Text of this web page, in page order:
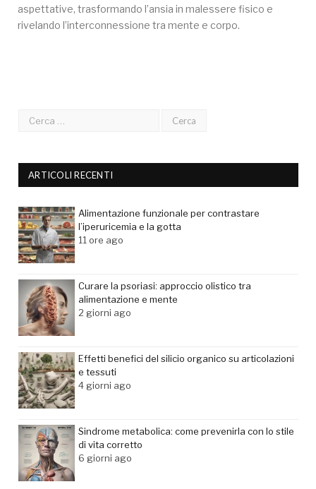
aspettative, trasformando l’ansia in malessere fisico e
rivelando l’interconnessione tra mente e corpo.
ARTICOLI RECENTI
Alimentazione funzionale per contrastare
l’iperuricemia e la gotta
11 ore ago
Curare la psoriasi: approccio olistico tra
alimentazione e mente
2 giorni ago
Effetti benefici del silicio organico su articolazioni
e tessuti
4 giorni ago
Sindrome metabolica: come prevenirla con lo stile
di vita corretto
6 giorni ago